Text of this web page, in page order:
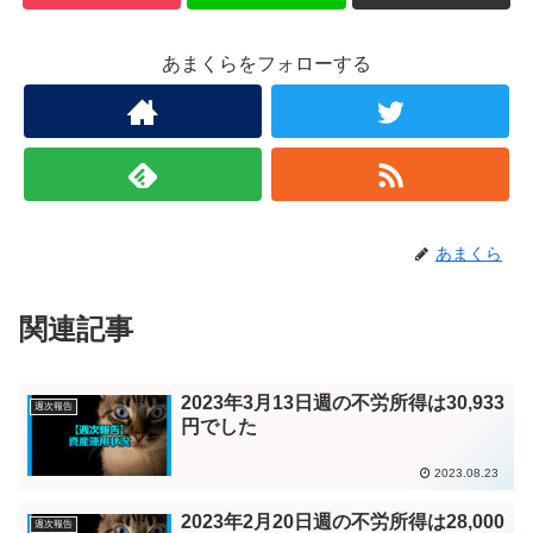
あまくらをフォローする
あまくら
関連記事
週次報告
2023年3月13日週の不労所得は30,933
円でした
2023.08.23
週次報告
2023年2月20日週の不労所得は28,000